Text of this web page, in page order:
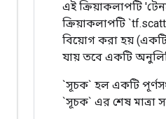
এই ক্রিয়াকলাপটি
ক্রিয়াকলাপটি
বিয়োগ করা হয় (একটি
যায় তবে একটি
`সূচক` হল একটি
`সূচক` এর শেষ মাত্রা